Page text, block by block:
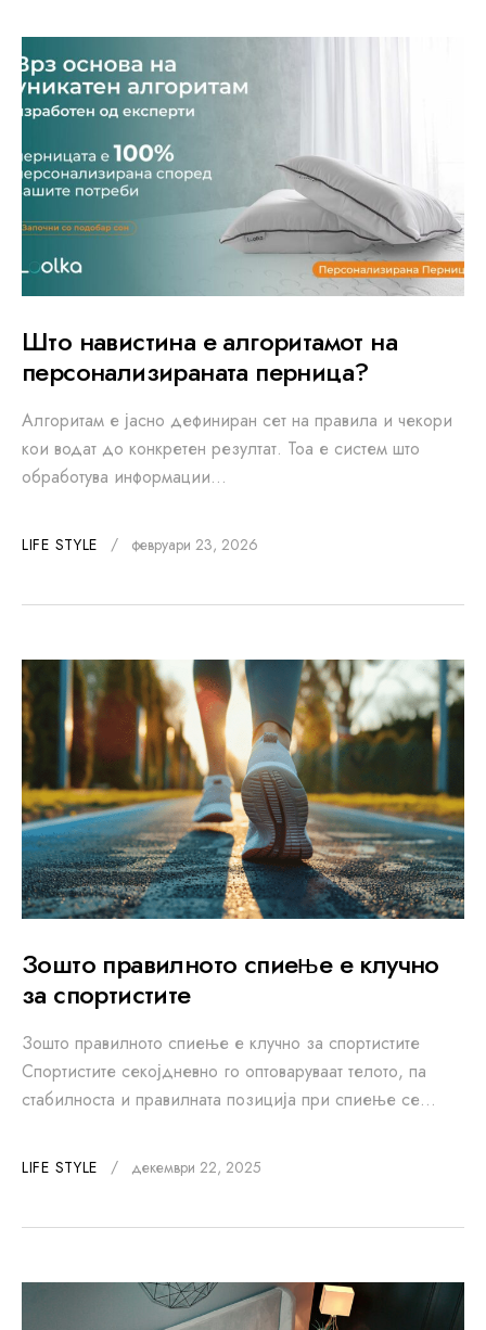
Што навистина е алгоритамот на
персонализираната перница?
Алгоритам е јасно дефиниран сет на правила и чекори
кои водат до конкретен резултат. Тоа е систем што
обработува информации…
LIFE STYLE февруари 23, 2026
Зошто правилното спиење е клучно
за спортистите
Зошто правилното спиење е клучно за спортистите
Спортистите секојдневно го оптоваруваат телото, па
стабилноста и правилната позиција при спиење се…
LIFE STYLE декември 22, 2025